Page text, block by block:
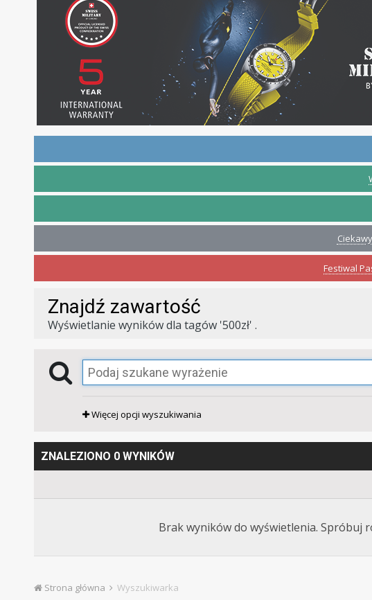
Festiwal
Znajdź zawartość
Wyświetlanie wyników dla tagów '500zł' .
Więcej opcji wyszukiwania
ZNALEZIONO 0 WYNIKÓW
Brak wyników do wyświetlenia. Spróbuj
Strona główna Wyszukiwarka